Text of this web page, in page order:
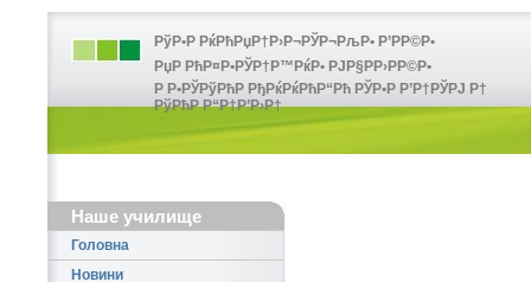
РўР•Р РќРћРџР†Р›Р¬РЎР¬РљР• Р’РР©Р•
РџР РћР¤Р•РЎР†Р™РќР• РЈР§РР›РР©Р•
Р Р•РЎРўРћР РђРќРќРћР“Рћ РЎР•Р Р’Р†РЎРЈ Р†
РўРћР Р“Р†Р’Р›Р†
Наше училище
Головна
Новини